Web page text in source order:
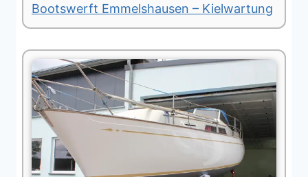
Bootswerft Emmelshausen – Kielwartung